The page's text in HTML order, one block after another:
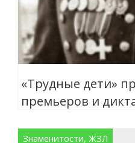
«Трудные дети»
премьеров и
Знаменитости, ЖЗЛ